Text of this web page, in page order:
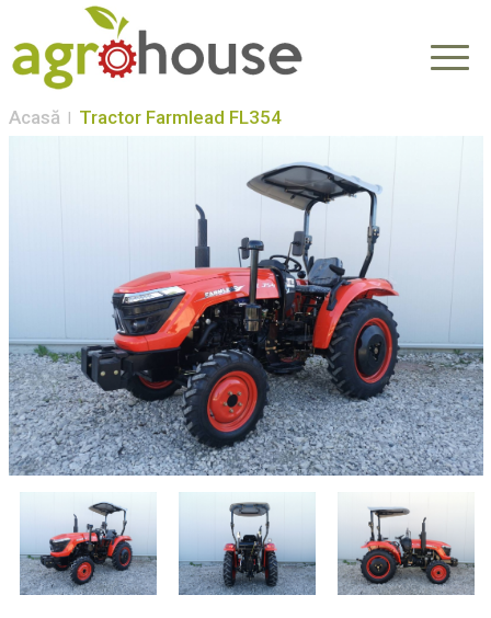
Acasă Tractor Farmlead FL354